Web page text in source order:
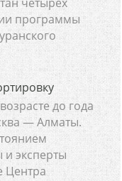
программы
до года
— Алматы.
эксперты
Центра